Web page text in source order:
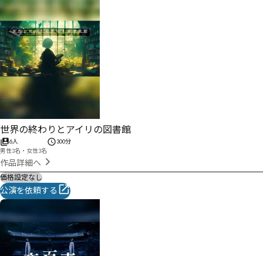
世界の終わりとアイリの図書館
6人
男性3名・女性3名
300分
作品詳細へ
価格設定なし
公演を依頼する